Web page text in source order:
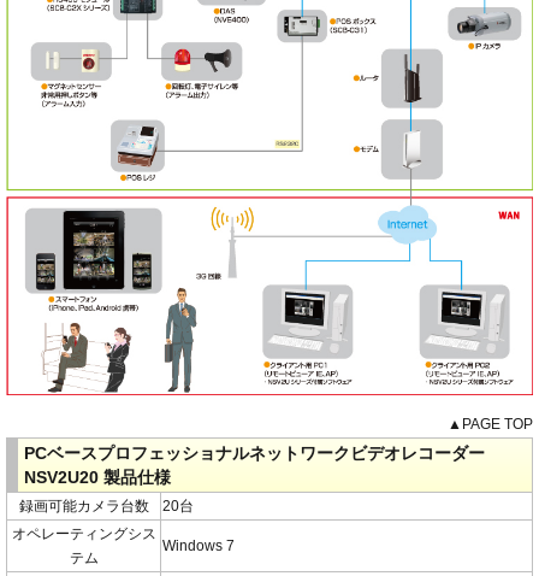
▲PAGE TOP
PCベースプロフェッショナルネットワークビデオレコーダー
NSV2U20 製品仕様
録画可能カメラ台数
20台
オペレーティングシス
テム
Windows 7